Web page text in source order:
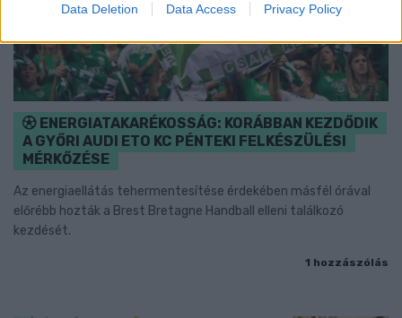
Data Deletion Data Access Privacy Policy
ENERGIATAKARÉKOSSÁG: KORÁBBAN KEZDŐDIK
A GYŐRI AUDI ETO KC PÉNTEKI FELKÉSZÜLÉSI
MÉRKŐZÉSE
Az energiaellátás tehermentesítése érdekében másfél órával
előrébb hozták a Brest Bretagne Handball elleni találkozó
kezdését.
1 hozzászólás